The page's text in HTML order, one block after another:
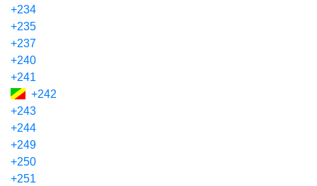
+234
+235
+237
+240
+241
+242
+243
+244
+249
+250
+251